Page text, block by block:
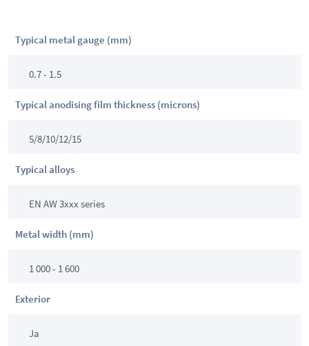
Typical metal gauge (mm)
0.7 - 1.5
Typical anodising film thickness (microns)
5/8/10/12/15
Typical alloys
EN AW 3xxx series
Metal width (mm)
1 000 - 1 600
Exterior
Ja